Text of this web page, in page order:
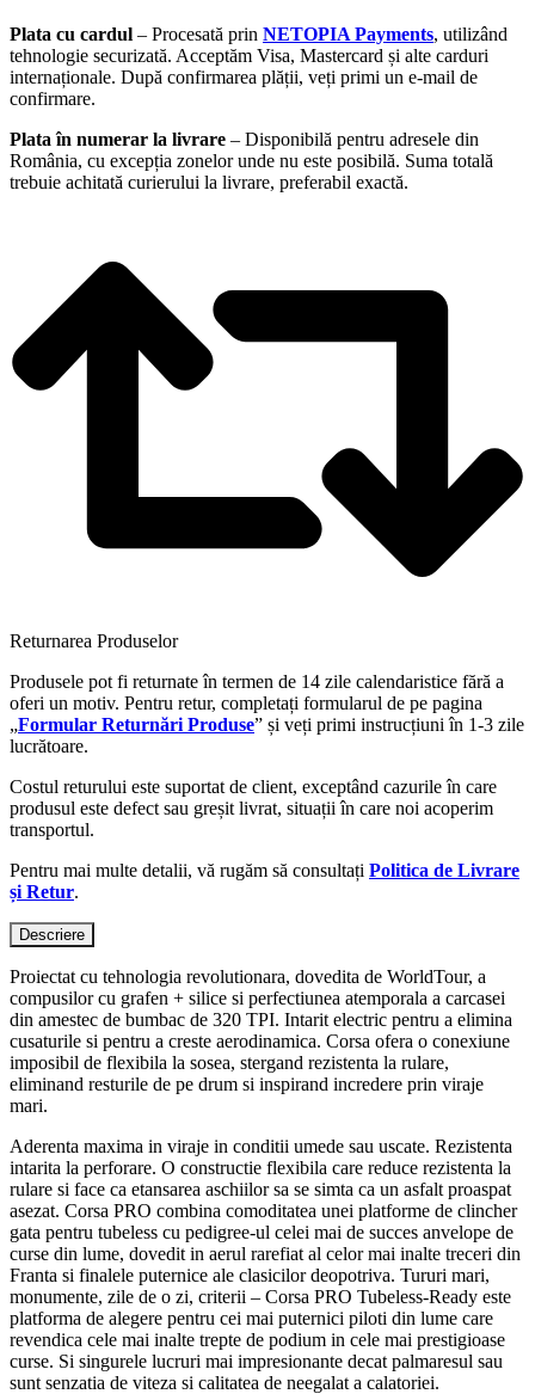
Plata cu cardul – Procesată prin NETOPIA Payments, utilizând
tehnologie securizată. Acceptăm Visa, Mastercard și alte carduri
internaționale. După confirmarea plății, veți primi un e-mail de
confirmare.
Plata în numerar la livrare – Disponibilă pentru adresele din
România, cu excepția zonelor unde nu este posibilă. Suma totală
trebuie achitată curierului la livrare, preferabil exactă.
Returnarea Produselor
Produsele pot fi returnate în termen de 14 zile calendaristice fără a
oferi un motiv. Pentru retur, completați formularul de pe pagina
„Formular Returnări Produse” și veți primi instrucțiuni în 1-3 zile
lucrătoare.
Costul returului este suportat de client, exceptând cazurile în care
produsul este defect sau greșit livrat, situații în care noi acoperim
transportul.
Pentru mai multe detalii, vă rugăm să consultați Politica de Livrare
și Retur.
Descriere
Proiectat cu tehnologia revolutionara, dovedita de WorldTour, a
compusilor cu grafen + silice si perfectiunea atemporala a carcasei
din amestec de bumbac de 320 TPI. Intarit electric pentru a elimina
cusaturile si pentru a creste aerodinamica. Corsa ofera o conexiune
imposibil de flexibila la sosea, stergand rezistenta la rulare,
eliminand resturile de pe drum si inspirand incredere prin viraje
mari.
Aderenta maxima in viraje in conditii umede sau uscate. Rezistenta
intarita la perforare. O constructie flexibila care reduce rezistenta la
rulare si face ca etansarea aschiilor sa se simta ca un asfalt proaspat
asezat. Corsa PRO combina comoditatea unei platforme de clincher
gata pentru tubeless cu pedigree-ul celei mai de succes anvelope de
curse din lume, dovedit in aerul rarefiat al celor mai inalte treceri din
Franta si finalele puternice ale clasicilor deopotriva. Tururi mari,
monumente, zile de o zi, criterii – Corsa PRO Tubeless-Ready este
platforma de alegere pentru cei mai puternici piloti din lume care
revendica cele mai inalte trepte de podium in cele mai prestigioase
curse. Si singurele lucruri mai impresionante decat palmaresul sau
sunt senzatia de viteza si calitatea de neegalat a calatoriei.